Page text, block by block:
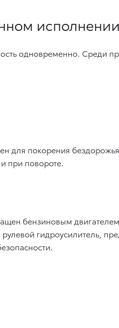
исполнении
одновременно. Среди
для покорения
при повороте.
бензиновым
гидроусилитель,